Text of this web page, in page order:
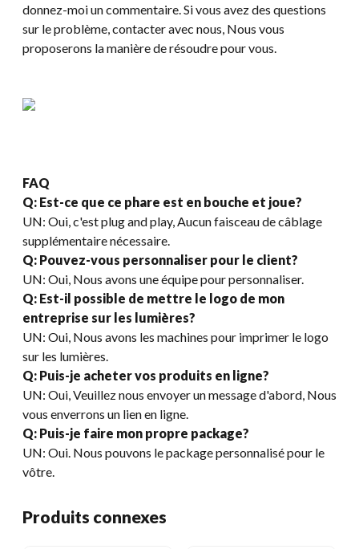
donnez-moi un commentaire. Si vous avez des questions
sur le problème, contacter avec nous, Nous vous
proposerons la manière de résoudre pour vous.
FAQ
Q: Est-ce que ce phare est en bouche et joue?
UN: Oui, c'est plug and play, Aucun faisceau de câblage
supplémentaire nécessaire.
Q: Pouvez-vous personnaliser pour le client?
UN: Oui, Nous avons une équipe pour personnaliser.
Q: Est-il possible de mettre le logo de mon
entreprise sur les lumières?
UN: Oui, Nous avons les machines pour imprimer le logo
sur les lumières.
Q: Puis-je acheter vos produits en ligne?
UN: Oui, Veuillez nous envoyer un message d'abord, Nous
vous enverrons un lien en ligne.
Q: Puis-je faire mon propre package?
UN: Oui. Nous pouvons le package personnalisé pour le
vôtre.
Produits connexes